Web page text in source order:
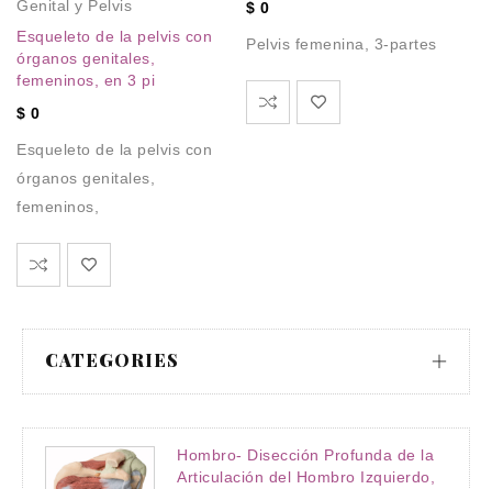
CATEGORIES
Hombro- Disección Profunda de la
Articulación del Hombro Izquierdo,
Genital y Pelvis
Esqueleto de la pelvis con
órganos genitales,
femeninos, en 3 pi
$ 0
Esqueleto de la pelvis con
órganos genitales,
femeninos,
$ 0
Pelvis femenina, 3-partes